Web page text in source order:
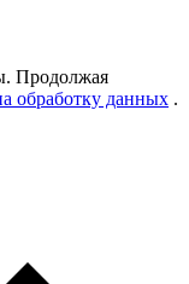
Продолжая
обработку данных .